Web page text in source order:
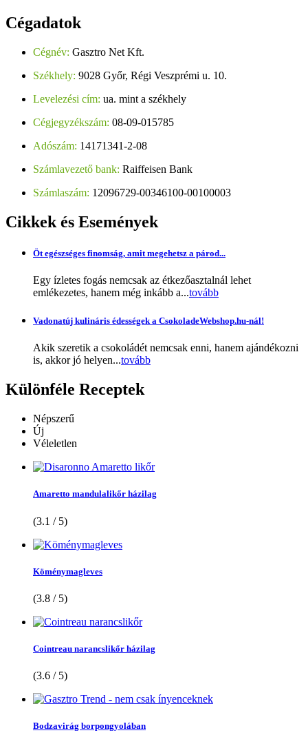
Cégadatok
Cégnév: Gasztro Net Kft.
Székhely: 9028 Győr, Régi Veszprémi u. 10.
Levelezési cím: ua. mint a székhely
Cégjegyzékszám: 08-09-015785
Adószám: 14171341-2-08
Számlavezető bank: Raiffeisen Bank
Számlaszám: 12096729-00346100-00100003
Cikkek és Események
Öt egészséges finomság, amit megehetsz a párod...
Egy ízletes fogás nemcsak az étkezőasztalnál lehet
emlékezetes, hanem még inkább a...tovább
Vadonatúj kulináris édességek a CsokoladeWebshop.hu-nál!
Akik szeretik a csokoládét nemcsak enni, hanem ajándékozni
is, akkor jó helyen...tovább
Különféle Receptek
Népszerű
Új
Véleletlen
Amaretto mandulalikőr házilag
(3.1 / 5)
Köménymagleves
(3.8 / 5)
Cointreau narancslikőr házilag
(3.6 / 5)
Bodzavirág borpongyolában